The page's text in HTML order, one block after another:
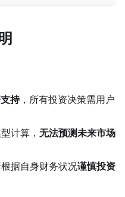
持，所有投资决策需用户
计算， 无法预测未来市场
据自身财务状况谨慎投资